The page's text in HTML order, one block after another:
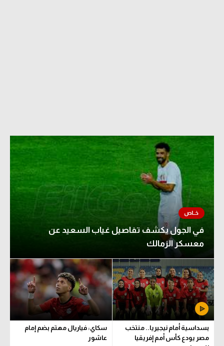
في الجول يكشف تفاصيل غياب السعيد عن
معسكر الزمالك
بسداسية أمام نيجيريا.. منتخب
مصر يودع كأس أمم إفريقيا
سكاي: فياريال مهتم بضم إمام
عاشور